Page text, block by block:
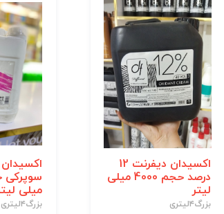
اکسیدان دیفرنت 12
درصد حجم 4000 میلی
لیتر
بزرگ۴لیتری
میلی
بزرگ۴لیتری